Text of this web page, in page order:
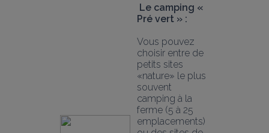
Le camping «
Pré vert » :
Vous pouvez
choisir entre de
petits sites
«nature» le plus
souvent
camping à la
ferme (5 à 25
emplacements)